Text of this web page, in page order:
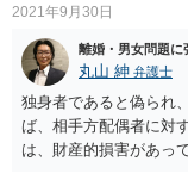
たといえる可能性は考
会に供する施設等につ
婚式場等の施設につい
して，休止要請の対象
解釈を採った場合，強
となる外部的要因があ
あるとまではいえず，
2021年9月30日
離婚・男女問題に
丸山 紳 弁護士
独身者であると偽られ
ば、相手方配偶者に対
は、財産的損害があっ